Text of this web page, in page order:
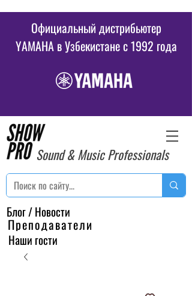
Официальный дистрибьютер
YAMAHA в Узбекистане c 1992 года
Sound & Music Professionals
Блог / Новости
Преподаватели
Наши гости